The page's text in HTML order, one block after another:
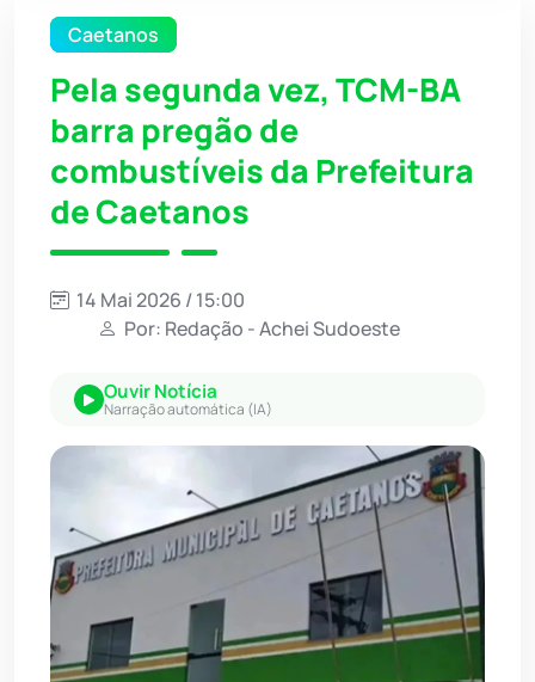
Caetanos
Pela segunda vez, TCM-BA
barra pregão de
combustíveis da Prefeitura
de Caetanos
14 Mai 2026 / 15:00
Por: Redação - Achei Sudoeste
Ouvir Notícia
Narração automática (IA)